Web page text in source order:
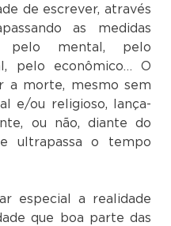
de escrever, através
as medidas
pelo mental, pelo
pelo econômico… O
a morte, mesmo sem
e/ou religioso, lança-
ou não, diante do
ultrapassa o tempo
especial a realidade
que boa parte das